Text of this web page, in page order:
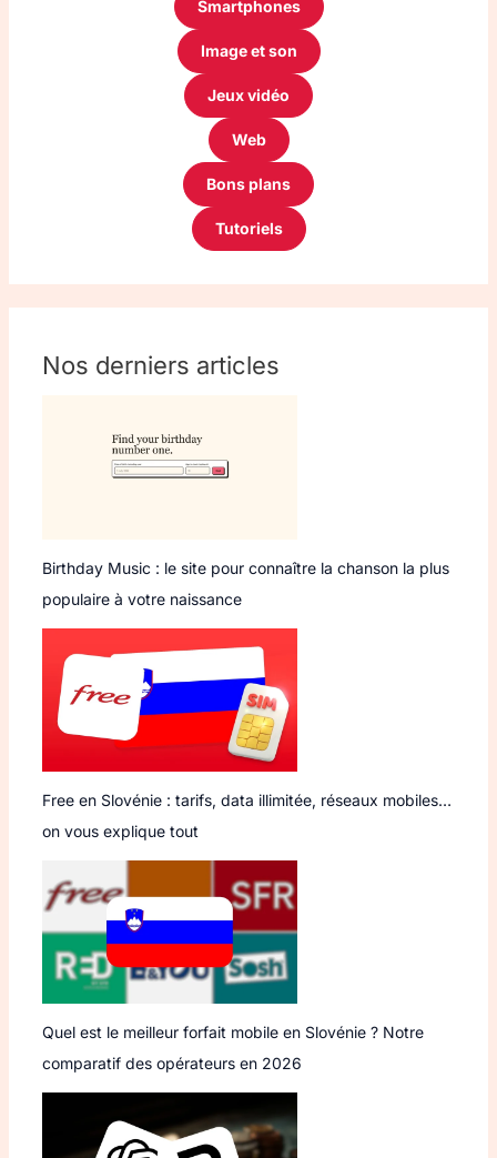
Smartphones
Image et son
Jeux vidéo
Web
Bons plans
Tutoriels
Nos derniers articles
Birthday Music : le site pour connaître la chanson la plus
populaire à votre naissance
Free en Slovénie : tarifs, data illimitée, réseaux mobiles…
on vous explique tout
Quel est le meilleur forfait mobile en Slovénie ? Notre
comparatif des opérateurs en 2026